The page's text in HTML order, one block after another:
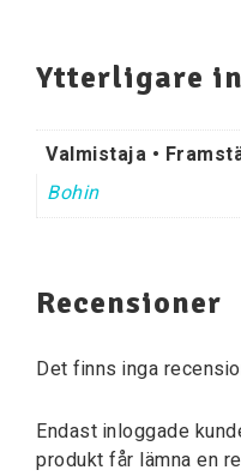
Ytterligare
Valmistaja •
Bohin
Recensioner
Det finns inga
Endast inloggade
produkt får lämna en